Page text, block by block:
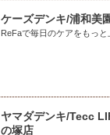
ケーズデンキ/浦和美
ReFaで毎日のケアをもっと
ヤマダデンキ/Tecc
の塚店